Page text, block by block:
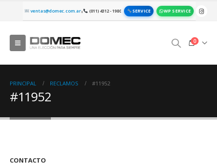
ventas@domec.com.ar| (011) 4312 - 1980 SERVICE WP SERVICE
0
PRINCIPAL RECLAMOS #11952
#11952
CONTACTO